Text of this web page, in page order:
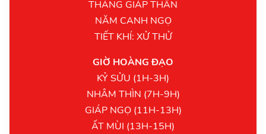
THÁNG GIÁP THÂN
NĂM CANH NGỌ
TIẾT KHÍ: XỬ THỬ
GIỜ HOÀNG ĐẠO
KỶ SỬU (1H-3H)
NHÂM THÌN (7H-9H)
GIÁP NGỌ (11H-13H)
ẤT MÙI (13H-15H)